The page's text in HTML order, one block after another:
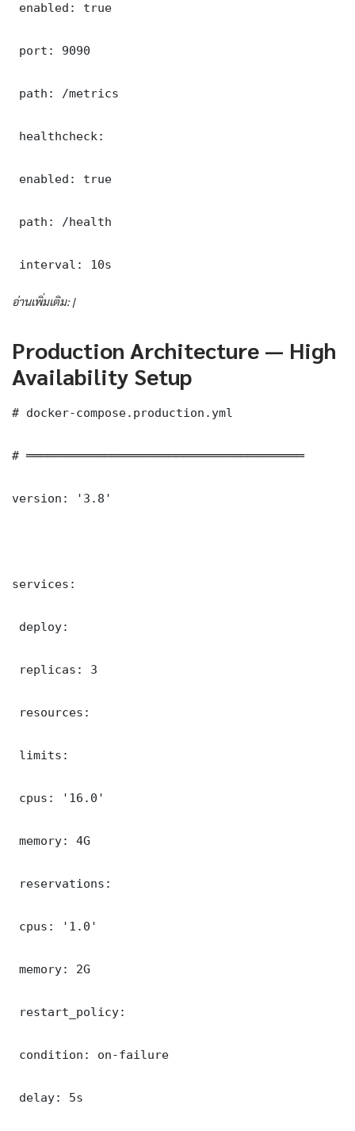
enabled: true
port: 9090
path: /metrics
healthcheck:
enabled: true
path: /health
interval: 10s
อ่านเพิ่มเติม: |
Production Architecture — High
Availability Setup
# docker-compose.production.yml
# ═══════════════════════════════════════
version: '3.8'
services:
deploy:
replicas: 3
resources:
limits:
cpus: '16.0'
memory: 4G
reservations:
cpus: '1.0'
memory: 2G
restart_policy:
condition: on-failure
delay: 5s